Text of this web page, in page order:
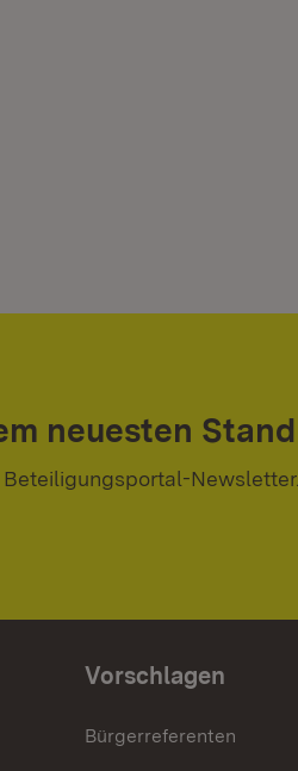
neuesten Stand
Newsletter.
Vorschlagen
Bürgerreferenten